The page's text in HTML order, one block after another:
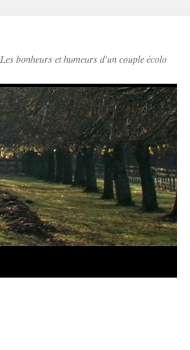
Les bonheurs et humeurs d'un couple écolo